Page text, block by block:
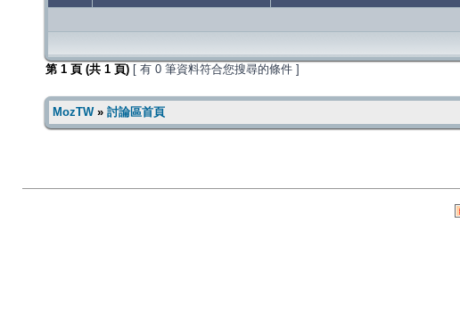
第 1 頁 (共 1 頁) [ 有 0 筆資料符合您搜尋的條件 ]
MozTW» 討論區首頁